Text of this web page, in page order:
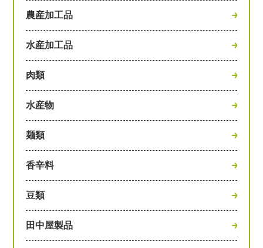
農産加工品
水産加工品
肉類
水産物
麺類
香辛料
豆類
田中屋製品